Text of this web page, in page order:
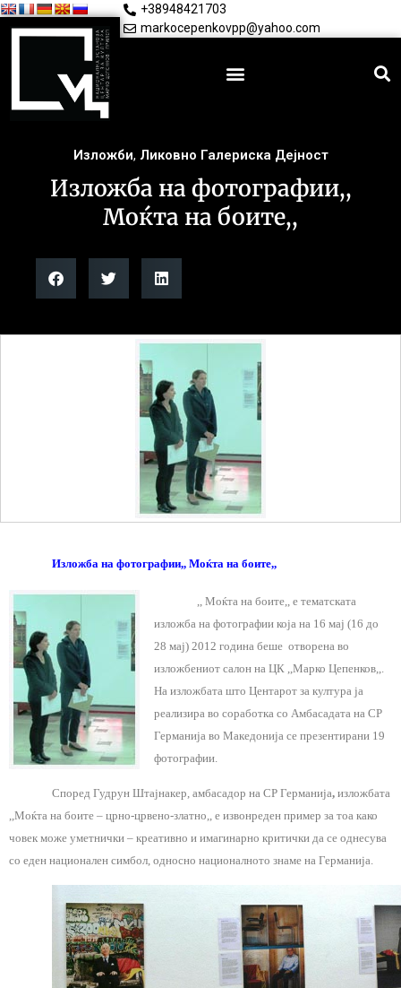
+38948421703
markocepenkovpp@yahoo.com
Изложби, Ликовно Галериска Дејност
Изложба на фотографии,,
Моќта на боите,,
Изложба на фотографии,, Моќта на боите,,
,, Моќта на боите,, е тематската
изложба на фотографии која на 16 мај (16 до
28 мај) 2012 година беше отворена во
изложбениот салон на ЦК ,,Марко Цепенков,,.
На изложбата што Центарот за култура ја
реализира во соработка со Амбасадата на СР
Германија во Македонија се презентирани 19
фотографии.
Според Гудрун Штајнакер, амбасадор на СР Германија, изложбата
,,Моќта на боите – црно-црвено-златно,, е извонреден пример за тоа како
човек може уметнички – креативно и имагинарно критички да се однесува
со еден национален симбол, односно националното знаме на Германија.